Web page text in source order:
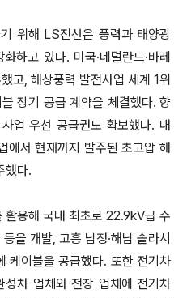
위해 LS전선은 풍력과 태양광
하고 있다. 미국·네덜란드·바레
고, 해상풍력 발전사업 세계 1위
장기 공급 계약을 체결했다. 향
업 우선 공급권도 확보했다. 대
에서 현재까지 발주된 초고압 해
했다.
용해 국내 최초로 22.9kV급 수
을 개발, 고흥 남정·해남 솔라시
케이블을 공급했다. 또한 전기차
차 업체와 전장 업체에 전기차